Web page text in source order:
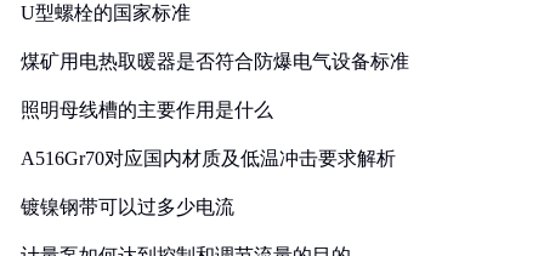
U型螺栓的国家标准
煤矿用电热取暖器是否符合防爆电气设备标准
照明母线槽的主要作用是什么
A516Gr70对应国内材质及低温冲击要求解析
镀镍钢带可以过多少电流